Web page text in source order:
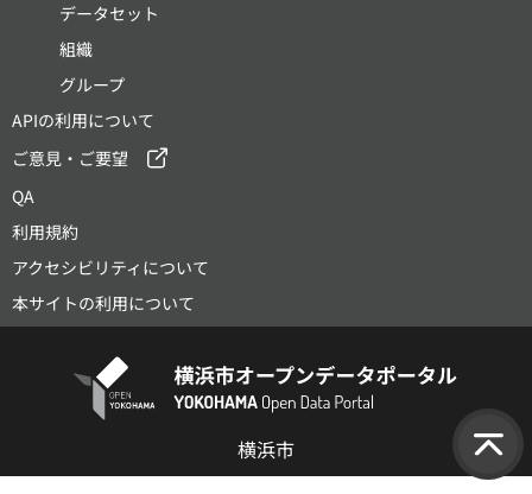
データセット
組織
グループ
APIの利用について
ご意見・ご要望
QA
利用規約
アクセシビリティについて
本サイトの利用について
横浜市